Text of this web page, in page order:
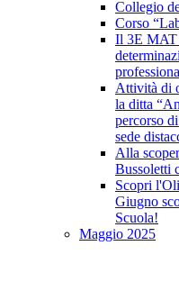
Collegio
Corso
Il 3E MAT
Attività di
la ditta
percorso
sede
Alla
Bussoletti
Scopri
Giugno
Scuola!
Maggio 2025